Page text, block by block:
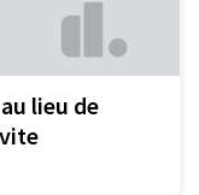
lieu de